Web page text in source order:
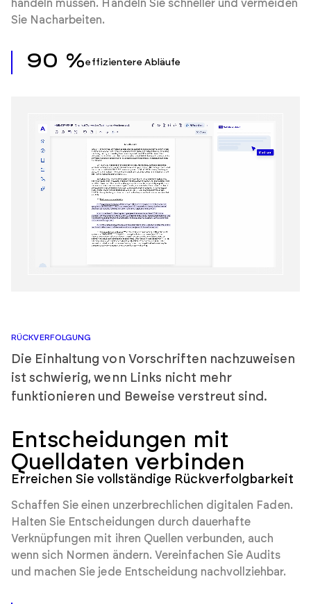
handeln müssen. Handeln Sie schneller und vermeiden
Sie Nacharbeiten.
90 %effizientere Abläufe
RÜCKVERFOLGUNG
Die Einhaltung von Vorschriften nachzuweisen
ist schwierig, wenn Links nicht mehr
funktionieren und Beweise verstreut sind.
Entscheidungen mit
Quelldaten verbinden
Erreichen Sie vollständige Rückverfolgbarkeit
Schaffen Sie einen unzerbrechlichen digitalen Faden.
Halten Sie Entscheidungen durch dauerhafte
Verknüpfungen mit ihren Quellen verbunden, auch
wenn sich Normen ändern. Vereinfachen Sie Audits
und machen Sie jede Entscheidung nachvollziehbar.